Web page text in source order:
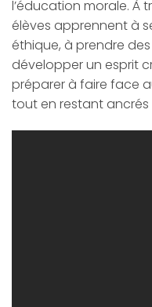
l’éducation morale. À
élèves apprennent à
éthique, à prendre
développer un esprit
préparer à faire face
tout en restant ancrés